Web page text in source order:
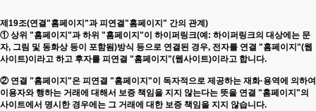
제19조(연결"홈페이지"과 피연결"홈페이지" 간의 관계)
① 상위 "홈페이지"과 하위 "홈페이지"이 하이퍼링크(예: 하이퍼링크의 대상에는 문
자, 그림 및 동화상 등이 포함됨)방식 등으로 연결된 경우, 전자를 연결 "홈페이지"(웹
사이트)이라고 하고 후자를 피연결 "홈페이지"(웹사이트)이라고 합니다.
② 연결 "홈페이지"은 피연결 "홈페이지"이 독자적으로 제공하는 재화·용역에 의하여
이용자와 행하는 거래에 대해서 보증 책임을 지지 않는다는 뜻을 연결 "홈페이지"의
사이트에서 명시한 경우에는 그 거래에 대한 보증 책임을 지지 않습니다.